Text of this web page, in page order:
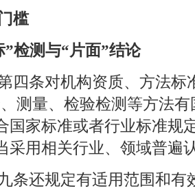
槛
”检测与“片面”结论
第四条对机构资质、方法
测量、检验检测等方法
国家标准或者行业标准规
采用相关行业、领域普遍
条还规定有适用范围和有